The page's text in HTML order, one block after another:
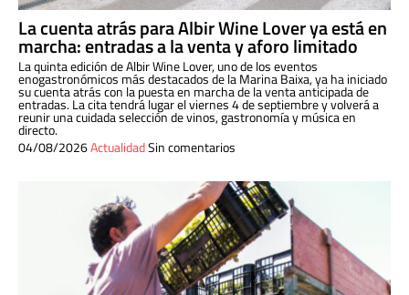
La cuenta atrás para Albir Wine Lover ya está en
marcha: entradas a la venta y aforo limitado
La quinta edición de Albir Wine Lover, uno de los eventos
enogastronómicos más destacados de la Marina Baixa, ya ha iniciado
su cuenta atrás con la puesta en marcha de la venta anticipada de
entradas. La cita tendrá lugar el viernes 4 de septiembre y volverá a
reunir una cuidada selección de vinos, gastronomía y música en
directo.
04/08/2026ActualidadSin comentarios